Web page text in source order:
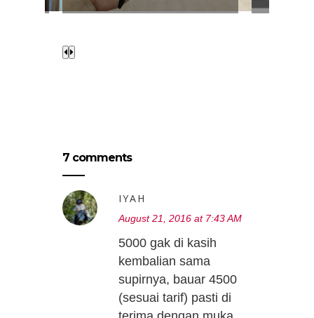
7 comments
IYAH
August 21, 2016 at 7:43 AM
5000 gak di kasih
kembalian sama
supirnya, bauar 4500
(sesuai tarif) pasti di